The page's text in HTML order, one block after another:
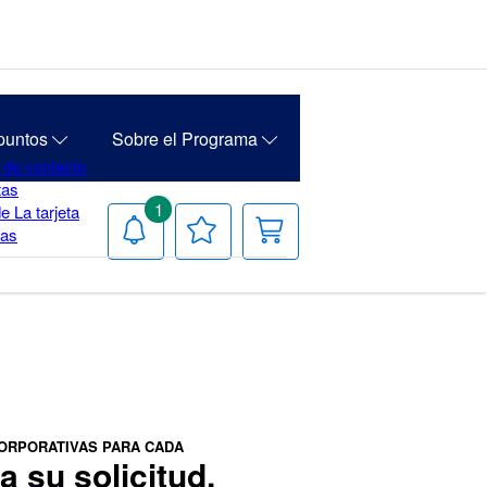
contacto
La tarjeta
PARA CADA
Sobre el Programa
Notificaciones
1
Tu
de
su solicitud.